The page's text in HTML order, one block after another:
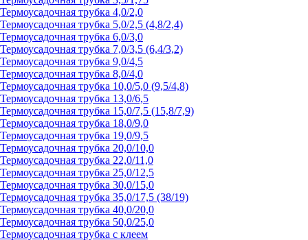
Термоусадочная трубка 4,0/2,0
Термоусадочная трубка 5,0/2,5 (4,8/2,4)
Термоусадочная трубка 6,0/3,0
Термоусадочная трубка 7,0/3,5 (6,4/3,2)
Термоусадочная трубка 9,0/4,5
Термоусадочная трубка 8,0/4,0
Термоусадочная трубка 10,0/5,0 (9,5/4,8)
Термоусадочная трубка 13,0/6,5
Термоусадочная трубка 15,0/7,5 (15,8/7,9)
Термоусадочная трубка 18,0/9,0
Термоусадочная трубка 19,0/9,5
Термоусадочная трубка 20,0/10,0
Термоусадочная трубка 22,0/11,0
Термоусадочная трубка 25,0/12,5
Термоусадочная трубка 30,0/15,0
Термоусадочная трубка 35,0/17,5 (38/19)
Термоусадочная трубка 40,0/20,0
Термоусадочная трубка 50,0/25,0
Термоусадочная трубка с клеем